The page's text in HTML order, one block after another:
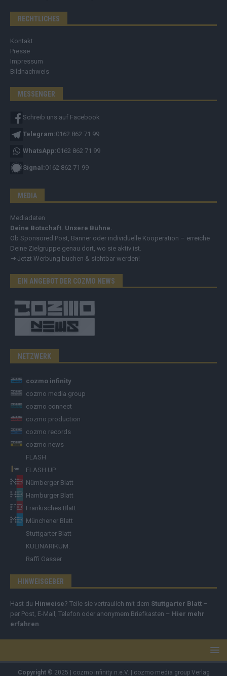
RECHTLICHES
Kontakt
Presse
Impressum
Bildnachweis
MESSENGER
Schreib uns auf Facebook
Telegram:0162 862 71 99
WhatsApp:0162 862 71 99
Signal:0162 862 71 99
MEDIA
Mediadaten
Deine Botschaft. Unsere Bühne.
Ob Sponsored Post, Banner oder individuelle Kooperation – erreiche
Deine Zielgruppe genau dort, wo sie aktiv ist.
➔ Jetzt Werbung buchen & sichtbar werden!
EIN ANGEBOT DER COZMO NEWS
NETZWERK
cozmo infinity
cozmo media group
cozmo connect
cozmo production
cozmo records
cozmo news
FLASH
FLASH UP
Nürnberger Blatt
Hamburger Blatt
Fränkisches Blatt
Münchener Blatt
Stuttgarter Blatt
KULINARIKUM.
Raffi Gasser
HINWEISGEBER
Hast du Hinweise? Teile sie vertraulich mit dem Stuttgarter Blatt –
per Post, E-Mail, Telefon oder anonymem Briefkasten – Hier mehr
erfahren.
Copyright© 2025 | cozmo infinity n.e.V. | cozmo media group Verlag